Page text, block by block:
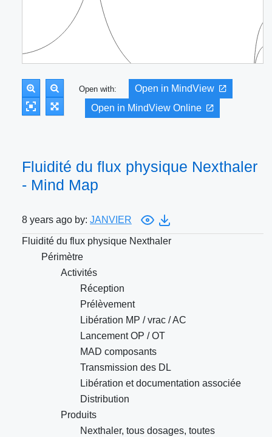
Open with:
Open in MindView
Open in MindView Online
Fluidité du flux physique Nexthaler
- Mind Map
8 years ago by: JANVIER
Fluidité du flux physique Nexthaler
Périmètre
Activités
Réception
Prélèvement
Libération MP / vrac / AC
Lancement OP / OT
MAD composants
Transmission des DL
Libération et documentation associée
Distribution
Produits
Nexthaler, tous dosages, toutes